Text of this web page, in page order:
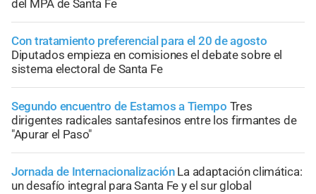
del MPA de Santa Fe
Con tratamiento preferencial para el 20 de agosto
Diputados empieza en comisiones el debate sobre el
sistema electoral de Santa Fe
Segundo encuentro de Estamos a Tiempo Tres
dirigentes radicales santafesinos entre los firmantes de
"Apurar el Paso"
Jornada de Internacionalización La adaptación climática:
un desafío integral para Santa Fe y el sur global